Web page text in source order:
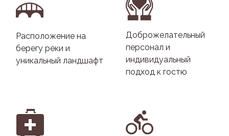
Доброжелательный
персонал и
индивидуальный
подход к гостю
Расположение на
берегу реки и
уникальный ландшафт